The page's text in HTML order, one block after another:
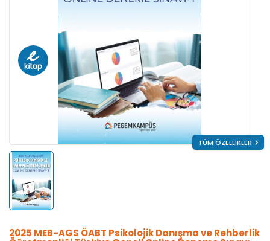
TÜM ÖZELLİKLER
2025 MEB-AGS ÖABT Psikolojik Danışma ve Rehberlik